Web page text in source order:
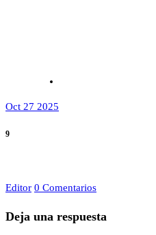
Oct 27 2025
9
Editor 0 Comentarios
Deja una respuesta